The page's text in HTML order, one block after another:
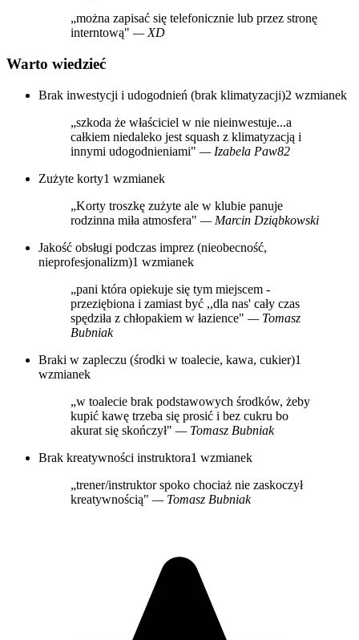
„można zapisać się telefonicznie lub przez stronę
interntową" — XD
Warto wiedzieć
Brak inwestycji i udogodnień (brak klimatyzacji)2 wzmianek
„szkoda że właściciel w nie nieinwestuje...a
całkiem niedaleko jest squash z klimatyzacją i
innymi udogodnieniami" — Izabela Paw82
Zużyte korty1 wzmianek
„Korty troszkę zużyte ale w klubie panuje
rodzinna miła atmosfera" — Marcin Dziąbkowski
Jakość obsługi podczas imprez (nieobecność,
nieprofesjonalizm)1 wzmianek
„pani która opiekuje się tym miejscem -
przeziębiona i zamiast być ,,dla nas' cały czas
spędziła z chłopakiem w łazience" — Tomasz
Bubniak
Braki w zapleczu (środki w toalecie, kawa, cukier)1
wzmianek
„w toalecie brak podstawowych środków, żeby
kupić kawę trzeba się prosić i bez cukru bo
akurat się skończył" — Tomasz Bubniak
Brak kreatywności instruktora1 wzmianek
„trener/instruktor spoko chociaż nie zaskoczył
kreatywnością" — Tomasz Bubniak